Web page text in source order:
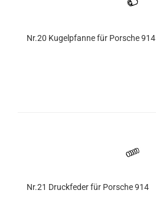
Nr.20 Kugelpfanne für Porsche 914
Nr.21 Druckfeder für Porsche 914